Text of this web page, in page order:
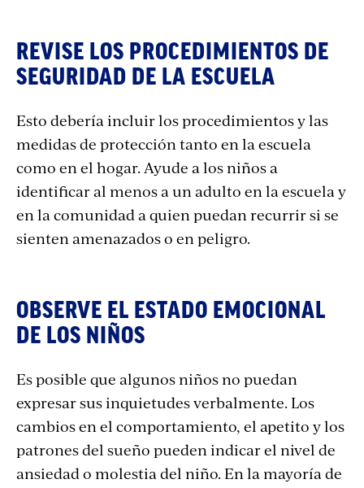
REVISE LOS PROCEDIMIENTOS DE
SEGURIDAD DE LA ESCUELA
Esto debería incluir los procedimientos y las
medidas de protección tanto en la escuela
como en el hogar. Ayude a los niños a
identificar al menos a un adulto en la escuela y
en la comunidad a quien puedan recurrir si se
sienten amenazados o en peligro.
OBSERVE EL ESTADO EMOCIONAL
DE LOS NIÑOS
Es posible que algunos niños no puedan
expresar sus inquietudes verbalmente. Los
cambios en el comportamiento, el apetito y los
patrones del sueño pueden indicar el nivel de
ansiedad o molestia del niño. En la mayoría de